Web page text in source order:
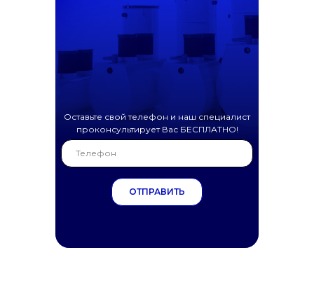
ОТПРАВИТЬ
Оставьте свой телефон и наш специалист
проконсультирует Вас БЕСПЛАТНО!